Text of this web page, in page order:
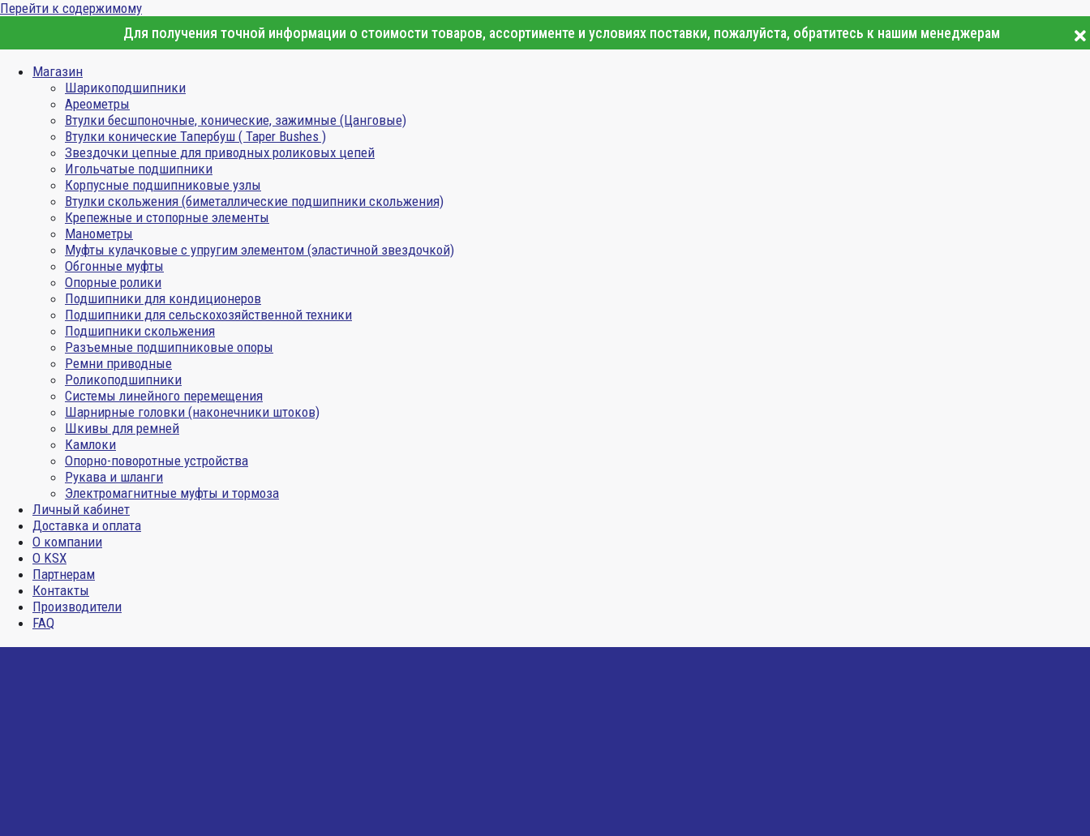
Перейти к содержимому
Для получения точной информации о стоимости товаров, ассортименте и условиях поставки, пожалуйста, обратитесь к нашим менеджерам
Магазин
Шарикоподшипники
Ареометры
Втулки бесшпоночные, конические, зажимные (Цанговые)
Втулки конические Тапербуш ( Taper Bushes )
Звездочки цепные для приводных роликовых цепей
Игольчатые подшипники
Корпусные подшипниковые узлы
Втулки скольжения (биметаллические подшипники скольжения)
Крепежные и стопорные элементы
Манометры
Муфты кулачковые с упругим элементом (эластичной звездочкой)
Обгонные муфты
Опорные ролики
Подшипники для кондиционеров
Подшипники для сельскохозяйственной техники
Подшипники скольжения
Разъемные подшипниковые опоры
Ремни приводные
Роликоподшипники
Системы линейного перемещения
Шарнирные головки (наконечники штоков)
Шкивы для ремней
Камлоки
Опорно-поворотные устройства
Рукава и шланги
Электромагнитные муфты и тормоза
Личный кабинет
Доставка и оплата
О компании
О KSX
Партнерам
Контакты
Производители
FAQ